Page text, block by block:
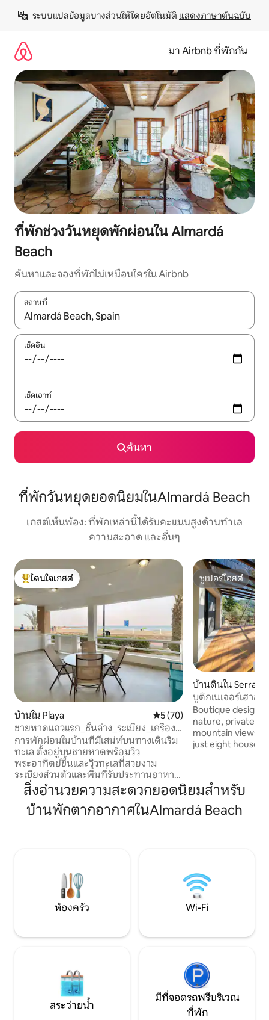
เนื้อหา
ระบบแปลข้อมูลบางส่วนให้โดยอัตโนมัติ แสดงภาษาต้นฉบับ
มา Airbnb ที่พักกัน
ที่พักช่วงวันหยุดพักผ่อนใน Almardá
Beach
ค้นหาและจองที่พักไม่เหมือนใครใน Airbnb
สถานที่
ใช้ลูกศรขึ้นลง หรือใช้การสัมผัสหรือปัด เพื่อสำรวจผลการค้นหา
เช็คอิน
เช็คเอาท์
ค้นหา
ที่พักวันหยุดยอดนิยมในAlmardá Beach
เกสต์เห็นพ้อง: ที่พักเหล่านี้ได้รับคะแนนสูงด้านทำเล
ความสะอาด และอื่นๆ
โดนใจเกสต์ที่สุด
โดนใจเกสต์
บ้านใน Playa คะแนนเฉลี่ย 5 จาก 5, 70 รีวิว
5 (70)
ชายหาดแถวแรก_ชั้นล่าง_ระเบียง_เครื่อง
ปรับอากาศ_ไฟเบอร์ 1gb
การพักผ่อนในบ้านที่มีเสน่ห์บนทางเดินริม
ทะเล ตั้งอยู่บนชายหาดพร้อมวิว
พระอาทิตย์ขึ้นและวิวทะเลที่สวยงาม
ระเบียงส่วนตัวและพื้นที่รับประทานอาหาร
กลางแจ้ง 17 กม./15 นาทีถึงวาเลนเซีย ย่าน
ที่ปลอดภัยมาก จอดริมถนนฟรี แล้วเดิน
การปรับปรุงคุณภาพสูงและดินที่มีสารต้าน
ห้องน้ำ ผ้าขนหนูผ้าฝ้ายและผ้าปูที่นอน
300 เส้น เดินไปร้านอาหารและร้านสะดวก
ซูเปอร์โฮสต์
ซูเปอร์โฮสต์
บ้านดินใน Serra
บูติกเนเจอร์เฮาส์
Boutique design
nature, private
mountain views.
just eight
Aircon and parking. Access to a
walking,
สิ่งอำนวยความสะดวกยอดนิยมสำหรับ
บ้านพักตากอากาศในAlmardá Beach
ห้องครัว Wi-Fi
สระว่ายน้ำ
มีที่จอดรถฟรีบริเวณ
ที่พัก